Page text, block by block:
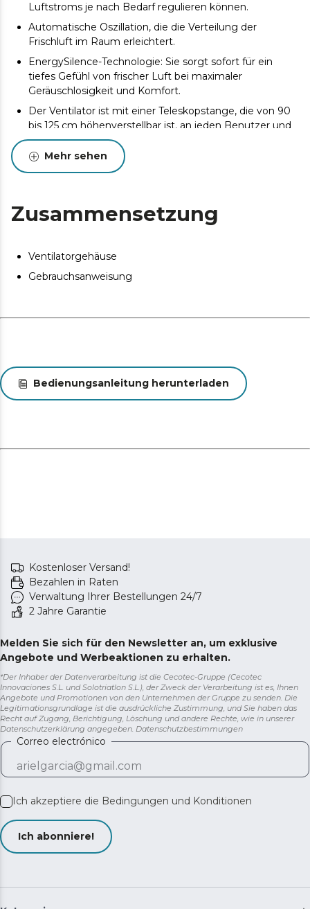
Luftstroms je nach Bedarf regulieren können.
Automatische Oszillation, die die Verteilung der
Frischluft im Raum erleichtert.
EnergySilence-Technologie: Sie sorgt sofort für ein
tiefes Gefühl von frischer Luft bei maximaler
Geräuschlosigkeit und Komfort.
Der Ventilator ist mit einer Teleskopstange, die von 90
bis 125 cm höhenverstellbar ist, an jeden Benutzer und
jede Situation anpassbar. Der Einfallswinkel des
Luftstroms kann ebenfalls gewählt werden.
Er verfügt über 4 aerodynamische Schaufeln, die einen
Maximale Sicherheit dank seines robusten und stabilen
Finger in den Ventilator gelangen.
Mehr sehen
Zusammensetzung
Ventilatorgehäuse
Gebrauchsanweisung
Bedienungsanleitung herunterladen
Kostenloser Versand!
Bezahlen in Raten
Verwaltung Ihrer Bestellungen 24/7
2 Jahre Garantie
Melden Sie sich für den Newsletter an, um exklusive
Angebote und Werbeaktionen zu erhalten.
*Der Inhaber der Datenverarbeitung ist die Cecotec-Gruppe (Cecotec
Innovaciones S.L. und Solotriatlon S.L.), der Zweck der Verarbeitung ist es, Ihnen
Angebote und Promotionen von den Unternehmen der Gruppe zu senden. Die
Legitimationsgrundlage ist die ausdrückliche Zustimmung, und Sie haben das
Recht auf Zugang, Berichtigung, Löschung und andere Rechte, wie in unserer
Datenschutzerklärung angegeben. Datenschutzbestimmungen
Correo electrónico
Ich akzeptiere die Bedingungen und Konditionen
Ich abonniere!